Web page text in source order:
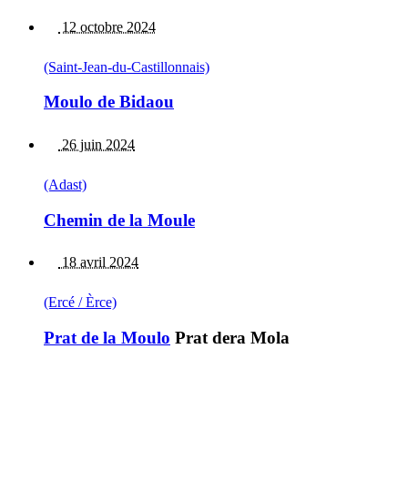
12 octobre 2024
(Saint-Jean-du-Castillonnais)
Moulo de Bidaou
26 juin 2024
(Adast)
Chemin de la Moule
18 avril 2024
(Ercé / Èrce)
Prat de la Moulo Prat dera Mola